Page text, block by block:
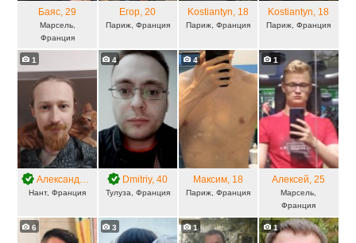
Баяс, 29
Марсель,
Франция
Егор, 20
Париж, Франция
Kostiantyn, 18
Париж, Франция
Kostiantyn, 18
Париж, Франция
1
Александр , 37
Нант, Франция
4
Dmitriy, 40
Тулуза, Франция
4
Максим, 18
Париж, Франция
1
Алексей, 25
Марсель,
Франция
6 3 1 1